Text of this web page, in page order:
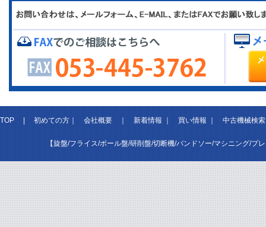
TOP|初めての方｜会社概要｜新着情報｜買い情報｜中古機械検索
【旋盤/フライス/ボール盤/研削盤/切断機/バンドソー/マシニング/プ